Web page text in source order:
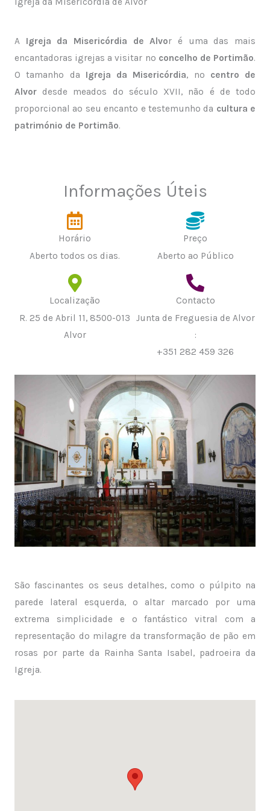
A Igreja da Misericórdia de Alvor é uma das mais
encantadoras igrejas a visitar no concelho de Portimão.
O tamanho da Igreja da Misericórdia, no centro de
Alvor desde meados do século XVII, não é de todo
proporcional ao seu encanto e testemunho da cultura e
património de Portimão.
Informações Úteis
Horário
Aberto todos os dias.
Preço
Aberto ao Público
Localização
R. 25 de Abril 11, 8500-013
Alvor
Contacto
Junta de Freguesia de Alvor
:
+351 282 459 326
São fascinantes os seus detalhes, como o púlpito na
parede lateral esquerda, o altar marcado por uma
extrema simplicidade e o fantástico vitral com a
representação do milagre da transformação de pão em
rosas por parte da Rainha Santa Isabel, padroeira da
Igreja.